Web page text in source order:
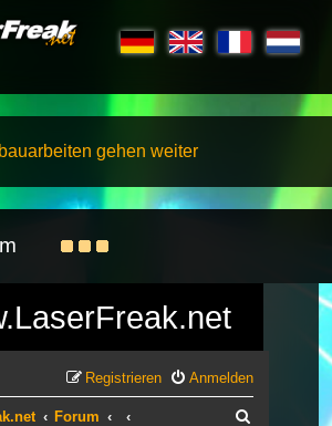
gehen weiter
Anmelden
Registrieren
Forum